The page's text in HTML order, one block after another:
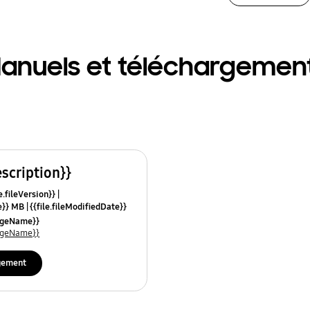
et
MB {{file.fileModifiedDate}}